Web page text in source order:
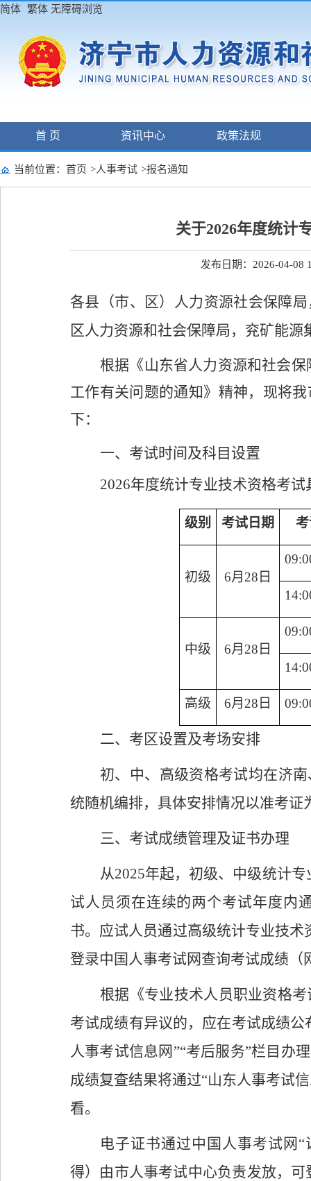
简体 繁体 无障碍浏览
首 页 资讯中心 政策法规
当前位置： 首页 >人事考试 >报名通知
关于2026年度统计
发布日期：2026-04-08
各县（市、区）人力资源社会保障
区人力资源和社会保障局，兖矿能源
根据《山东省人力资源和社会保
工作有关问题的通知》精神，现将我
下：
一、 考试时间及科目设置
2026年度统计专业技术资格考试
级别 考试日期
初级 6月 28 日
09:
14:0
中级 6月 28 日
09:
14:0
高级 6月 28 日 09:
二、 考区设置及考场安排
初、中、高级资格考试均在济
统随机编排，具体安排情况以准考证
三、考试成绩管理及证书办理
从2025年起，初级、中级统计
试人员须在连续的两个考试年度内
书。应试人员通过高级统计专业技
登录中国人事考试网查询考试成绩（
根据《专业技术人员职业资格
考试成绩有异议的，应在考试成绩公
人事考试信息网”“考后服务”栏目 办理
成绩复查结果将通过“山东人事考试
看。
电子证书通过中国人事考试网 “
得）由市人事考试中心负责发放， 可